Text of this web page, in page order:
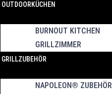
OUTDOORKÜCHEN
BURNOUT KITCHEN
GRILLZIMMER
GRILLZUBEHÖR
NAPOLEON® ZUBEHÖR